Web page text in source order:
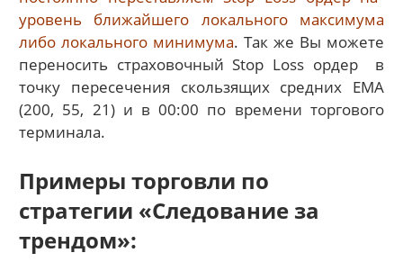
уровень ближайшего локального максимума
либо локального минимума. Так же Вы можете
переносить страховочный Stop Loss ордер в
точку пересечения скользящих средних ЕМА
(200, 55, 21) и в 00:00 по времени торгового
терминала.
Примеры торговли по
стратегии «Следование за
трендом»: